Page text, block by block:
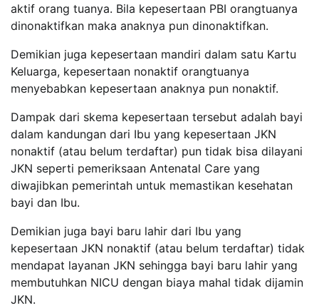
aktif orang tuanya. Bila kepesertaan PBI orangtuanya
dinonaktifkan maka anaknya pun dinonaktifkan.
Demikian juga kepesertaan mandiri dalam satu Kartu
Keluarga, kepesertaan nonaktif orangtuanya
menyebabkan kepesertaan anaknya pun nonaktif.
Dampak dari skema kepesertaan tersebut adalah bayi
dalam kandungan dari Ibu yang kepesertaan JKN
nonaktif (atau belum terdaftar) pun tidak bisa dilayani
JKN seperti pemeriksaan Antenatal Care yang
diwajibkan pemerintah untuk memastikan kesehatan
bayi dan Ibu.
Demikian juga bayi baru lahir dari Ibu yang
kepesertaan JKN nonaktif (atau belum terdaftar) tidak
mendapat layanan JKN sehingga bayi baru lahir yang
membutuhkan NICU dengan biaya mahal tidak dijamin
JKN.